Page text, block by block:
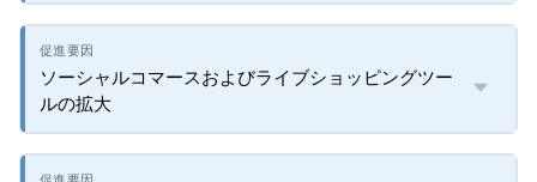
ソーシャルコマースおよびライブショッピングツー
ルの拡大